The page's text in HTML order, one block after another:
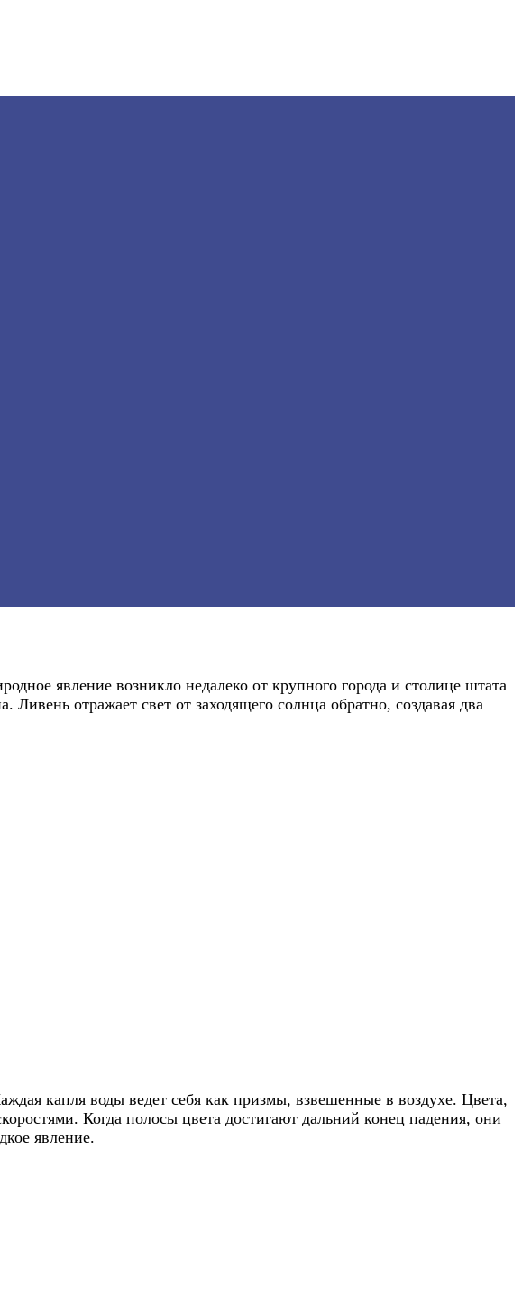
явление возникло недалеко от крупного города и столице штата
отражает свет от заходящего солнца обратно, создавая два
капля воды ведет себя как призмы, взвешенные в воздухе. Цвета,
Когда полосы цвета достигают дальний конец падения, они
явление.